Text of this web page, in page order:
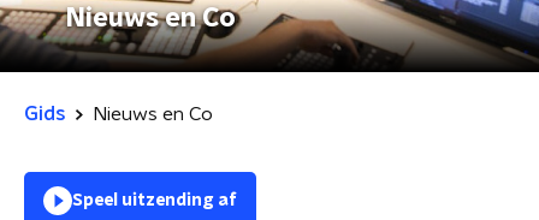
Nieuws en Co
Gids Nieuws en Co
Speel uitzending af